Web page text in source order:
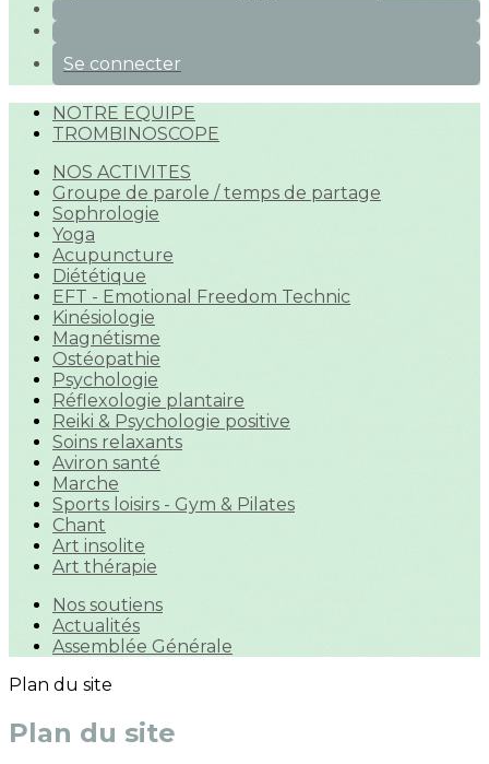
Se connecter
NOTRE EQUIPE
TROMBINOSCOPE
NOS ACTIVITES
Groupe de parole / temps de partage
Sophrologie
Yoga
Acupuncture
Diététique
EFT - Emotional Freedom Technic
Kinésiologie
Magnétisme
Ostéopathie
Psychologie
Réflexologie plantaire
Reiki & Psychologie positive
Soins relaxants
Aviron santé
Marche
Sports loisirs - Gym & Pilates
Chant
Art insolite
Art thérapie
Nos soutiens
Actualités
Assemblée Générale
Plan du site
Plan du site